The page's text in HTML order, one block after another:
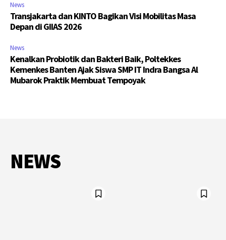
News
Transjakarta dan KINTO Bagikan Visi Mobilitas Masa
Depan di GIIAS 2026
News
Kenalkan Probiotik dan Bakteri Baik, Poltekkes
Kemenkes Banten Ajak Siswa SMP IT Indra Bangsa Al
Mubarok Praktik Membuat Tempoyak
NEWS